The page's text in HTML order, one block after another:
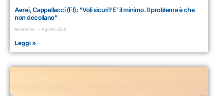
Aerei, Cappellacci (FI): “Voli sicuri? E’ il minimo. Il problema è che
non decollano”
Redazione 7 Agosto 2026
Leggi »